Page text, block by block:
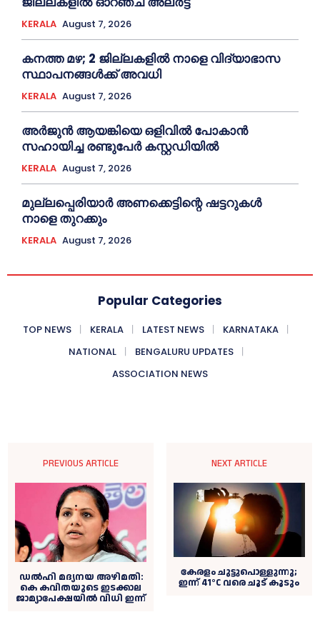
KERALA August 7, 2026
കനത്ത മഴ; 2 ജില്ലകളില്‍ നാളെ വിദ്യാഭാസ
സ്ഥാപനങ്ങള്‍ക്ക് അവധി
KERALA August 7, 2026
അര്‍ജുന്‍ ആയങ്കിയെ ഒളിവില്‍ പോകാന്‍
സഹായിച്ച രണ്ടുപേര്‍ കസ്റ്റഡിയില്‍
KERALA August 7, 2026
മുല്ലപ്പെരിയാര്‍ അണക്കെട്ടിന്റെ ഷട്ടറുകള്‍
നാളെ തുറക്കും
KERALA August 7, 2026
Popular Categories
TOP NEWS KERALA LATEST NEWS
KARNATAKA
NATIONAL
BENGALURU UPDATES
ASSOCIATION NEWS
PREVIOUS ARTICLE
ഡല്‍ഹി മദ്യനയ അഴിമതി:
കെ കവിതയുടെ ഇടക്കാല
ജാമ്യാപേക്ഷയില്‍ വിധി ഇന്ന്
NEXT ARTICLE
കേരളം ചുട്ടുപൊള്ളുന്നു;
ഇന്ന് 41°C വരെ ചൂട് കൂടും